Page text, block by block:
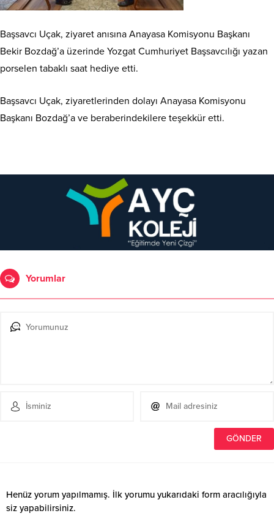
Başsavcı Uçak, ziyaret anısına Anayasa Komisyonu Başkanı
Bekir Bozdağ’a üzerinde Yozgat Cumhuriyet Başsavcılığı yazan
porselen tabaklı saat hediye etti.
Başsavcı Uçak, ziyaretlerinden dolayı Anayasa Komisyonu
Başkanı Bozdağ’a ve beraberindekilere teşekkür etti.
Yorumlar
Henüz yorum yapılmamış. İlk yorumu yukarıdaki form aracılığıyla
siz yapabilirsiniz.